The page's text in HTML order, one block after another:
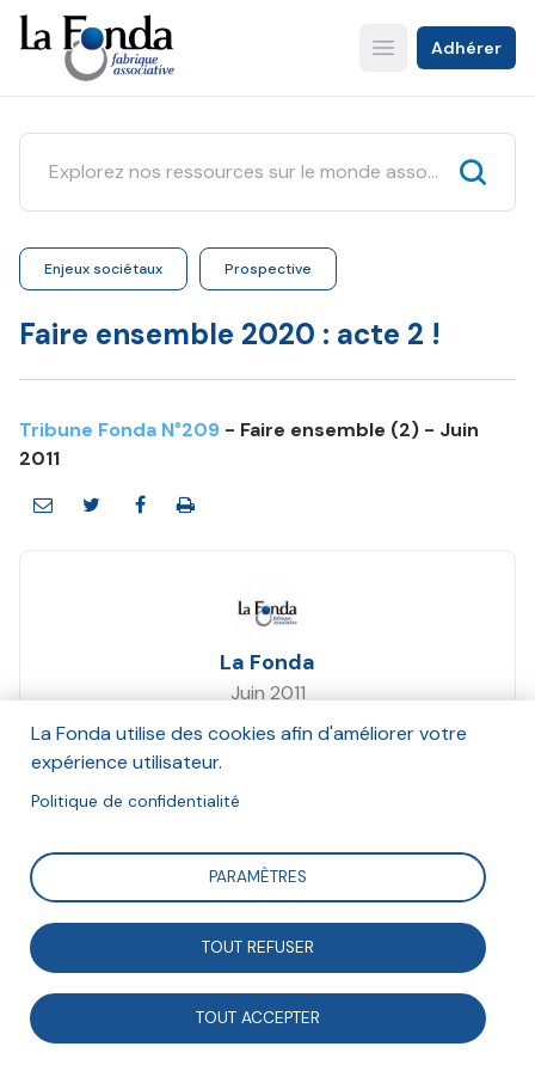
Aller
au
contenu
principal
Open main menu
Adhérer
Enjeux sociétaux Prospective
Faire ensemble 2020 : acte 2 !
Tribune Fonda N°209 - Faire ensemble (2) - Juin
2011
La Fonda
Juin 2011
Éditorial de la Tribune Fonda n°209
La Fonda utilise des cookies afin d'améliorer votre
expérience utilisateur.
Politique de confidentialité
PARAMÈTRES
TOUT REFUSER
TOUT ACCEPTER